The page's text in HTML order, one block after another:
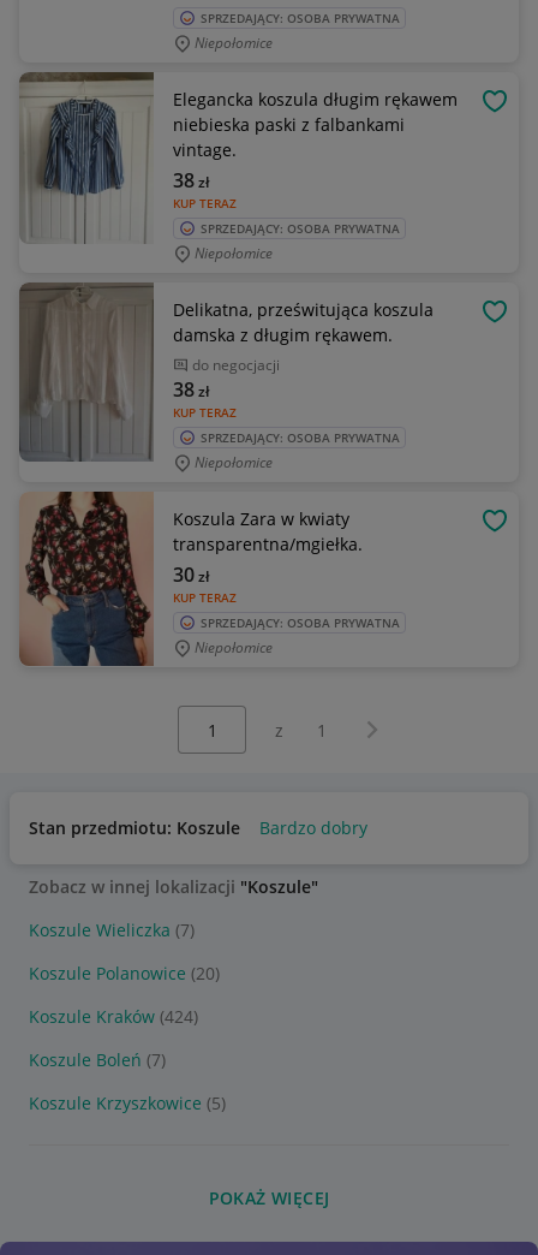
SPRZEDAJĄCY: OSOBA PRYWATNA
Niepołomice
Elegancka koszula długim rękawem
niebieska paski z falbankami
vintage.
KUP TERAZ
38zł
SPRZEDAJĄCY: OSOBA PRYWATNA
Niepołomice
Delikatna, prześwitująca koszula
damska z długim rękawem.
do negocjacji
KUP TERAZ
38zł
SPRZEDAJĄCY: OSOBA PRYWATNA
Niepołomice
Koszula Zara w kwiaty
transparentna/mgiełka.
KUP TERAZ
30zł
SPRZEDAJĄCY: OSOBA PRYWATNA
Niepołomice
z 1 Następna strona
Stan przedmiotu: Koszule Bardzo dobry
Zobacz w innej lokalizacji "Koszule"
Koszule Wieliczka (7)
Koszule Polanowice (20)
Koszule Kraków (424)
Koszule Boleń (7)
Koszule Krzyszkowice (5)
POKAŻ WIĘCEJ